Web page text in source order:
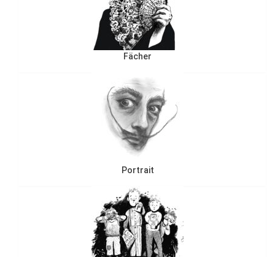
Fächer
Portrait